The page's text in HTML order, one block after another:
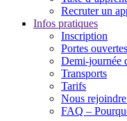
Recruter un
Infos pratiques
Inscription
Portes ouvertes
Demi-journée
Transports
Tarifs
Nous
FAQ –